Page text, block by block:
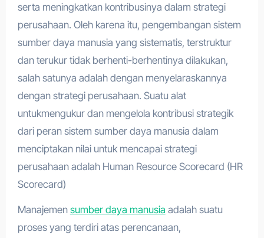
serta meningkatkan kontribusinya dalam strategi
perusahaan. Oleh karena itu, pengembangan sistem
sumber daya manusia yang sistematis, terstruktur
dan terukur tidak berhenti-berhentinya dilakukan,
salah satunya adalah dengan menyelaraskannya
dengan strategi perusahaan. Suatu alat
untukmengukur dan mengelola kontribusi strategik
dari peran sistem sumber daya manusia dalam
menciptakan nilai untuk mencapai strategi
perusahaan adalah Human Resource Scorecard (HR
Scorecard)
Manajemen sumber daya manusia adalah suatu
proses yang terdiri atas perencanaan,